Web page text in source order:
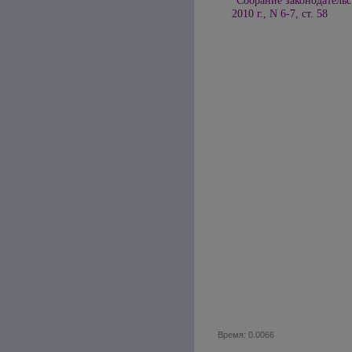
2010 г., N 6-7, ст. 58
Время: 0.0066